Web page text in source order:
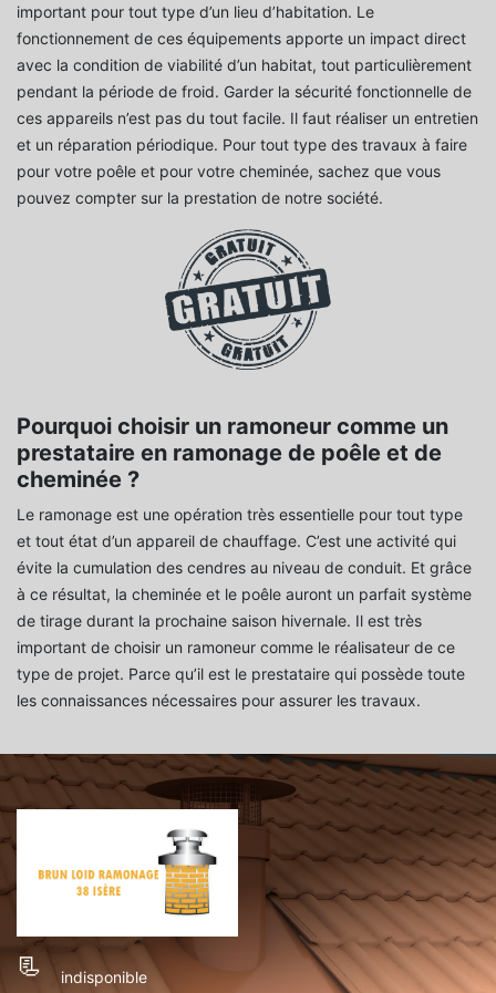
important pour tout type d’un lieu d’habitation. Le
fonctionnement de ces équipements apporte un impact direct
avec la condition de viabilité d’un habitat, tout particulièrement
pendant la période de froid. Garder la sécurité fonctionnelle de
ces appareils n’est pas du tout facile. Il faut réaliser un entretien
et un réparation périodique. Pour tout type des travaux à faire
pour votre poêle et pour votre cheminée, sachez que vous
pouvez compter sur la prestation de notre société.
Pourquoi choisir un ramoneur comme un
prestataire en ramonage de poêle et de
cheminée ?
Le ramonage est une opération très essentielle pour tout type
et tout état d’un appareil de chauffage. C’est une activité qui
évite la cumulation des cendres au niveau de conduit. Et grâce
à ce résultat, la cheminée et le poêle auront un parfait système
de tirage durant la prochaine saison hivernale. Il est très
important de choisir un ramoneur comme le réalisateur de ce
type de projet. Parce qu’il est le prestataire qui possède toute
les connaissances nécessaires pour assurer les travaux.
indisponible